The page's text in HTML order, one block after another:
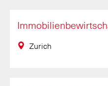
Régions
Zurich